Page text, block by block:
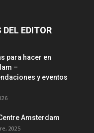
EDITOR
para hacer en
–
y eventos
Amsterdam
2025